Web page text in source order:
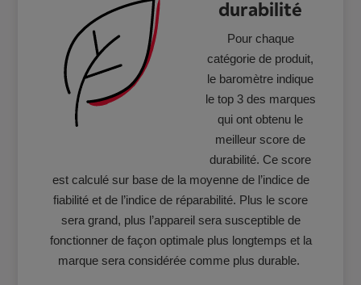
durabilité
Pour chaque
catégorie de produit,
le baromètre indique
le top 3 des marques
qui ont obtenu le
meilleur score de
durabilité. Ce score
est calculé sur base de la moyenne de l’indice de
fiabilité et de l’indice de réparabilité. Plus le score
sera grand, plus l’appareil sera susceptible de
fonctionner de façon optimale plus longtemps et la
marque sera considérée comme plus durable.